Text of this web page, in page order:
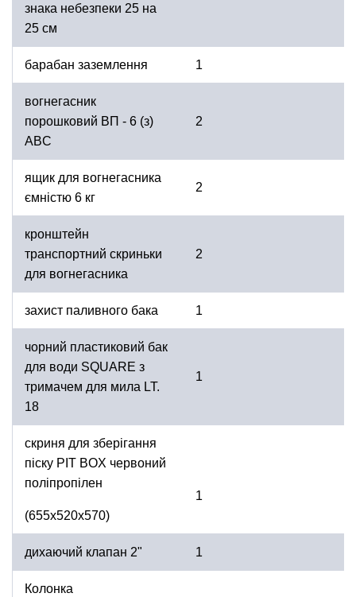
знака небезпеки 25 на
25 см
барабан заземлення 1
вогнегасник
порошковий ВП - 6 (з)
ABC
2
ящик для вогнегасника
ємністю 6 кг
2
кронштейн
транспортний скриньки
для вогнегасника
2
захист паливного бака 1
чорний пластиковий бак
для води SQUARE з
тримачем для мила LT.
18
1
скриня для зберігання
піску PIT BOX червоний
поліпропілен
(655х520х570)
1
дихаючий клапан 2" 1
Колонка